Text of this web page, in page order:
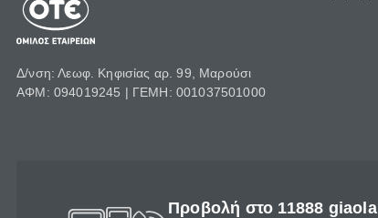
Δ/νση: Λεωφ. Κηφισίας αρ. 99, Μαρούσι
ΑΦΜ: 094019245 | ΓΕΜΗ: 001037501000
Προβολή στο 11888 giaola